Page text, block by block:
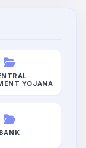
YOJANA
BANK